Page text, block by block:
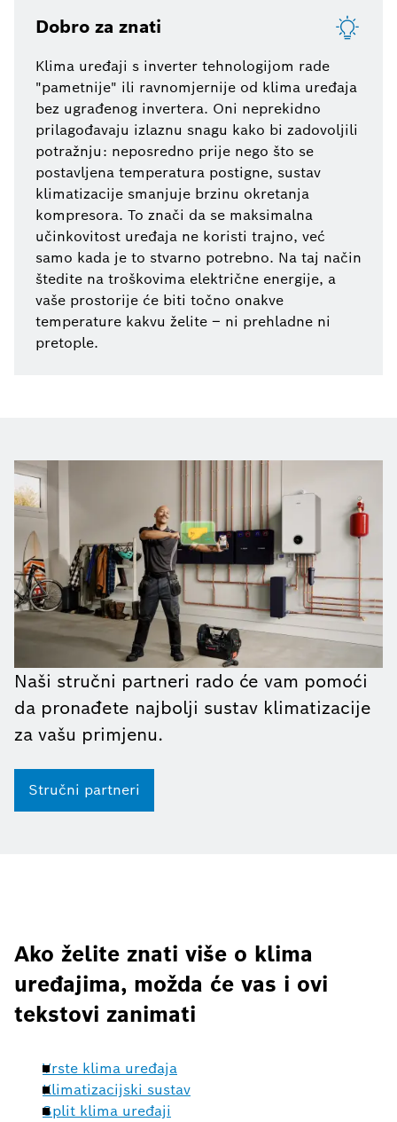
Dobro za znati
Klima uređaji s inverter tehnologijom rade
"pametnije" ili ravnomjernije od klima uređaja
bez ugrađenog invertera. Oni neprekidno
prilagođavaju izlaznu snagu kako bi zadovoljili
potražnju: neposredno prije nego što se
postavljena temperatura postigne, sustav
klimatizacije smanjuje brzinu okretanja
kompresora. To znači da se maksimalna
učinkovitost uređaja ne koristi trajno, već
samo kada je to stvarno potrebno. Na taj način
štedite na troškovima električne energije, a
vaše prostorije će biti točno onakve
temperature kakvu želite – ni prehladne ni
pretople.
Naši stručni partneri rado će vam pomoći
da pronađete najbolji sustav klimatizacije
za vašu primjenu.
Stručni partneri
Ako želite znati više o klima
uređajima, možda će vas i ovi
tekstovi zanimati
Vrste klima uređaja
Klimatizacijski sustav
Split klima uređaji